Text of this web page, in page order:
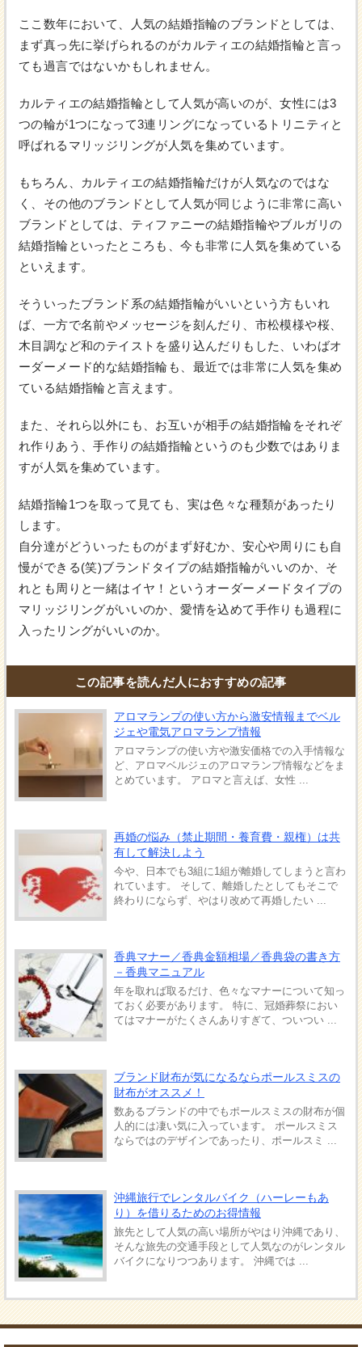
ここ数年において、人気の結婚指輪のブランドとしては、
まず真っ先に挙げられるのがカルティエの結婚指輪と言っ
ても過言ではないかもしれません。
カルティエの結婚指輪として人気が高いのが、女性には3
つの輪が1つになって3連リングになっているトリニティと
呼ばれるマリッジリングが人気を集めています。
もちろん、カルティエの結婚指輪だけが人気なのではな
く、その他のブランドとして人気が同じように非常に高い
ブランドとしては、ティファニーの結婚指輪やブルガリの
結婚指輪といったところも、今も非常に人気を集めている
といえます。
そういったブランド系の結婚指輪がいいという方もいれ
ば、一方で名前やメッセージを刻んだり、市松模様や桜、
木目調など和のテイストを盛り込んだりもした、いわばオ
ーダーメード的な結婚指輪も、最近では非常に人気を集め
ている結婚指輪と言えます。
また、それら以外にも、お互いが相手の結婚指輪をそれぞ
れ作りあう、手作りの結婚指輪というのも少数ではありま
すが人気を集めています。
結婚指輪1つを取って見ても、実は色々な種類があったり
します。
自分達がどういったものがまず好むか、安心や周りにも自
慢ができる(笑)ブランドタイプの結婚指輪がいいのか、そ
れとも周りと一緒はイヤ！というオーダーメードタイプの
マリッジリングがいいのか、愛情を込めて手作りも過程に
入ったリングがいいのか。
この記事を読んだ人におすすめの記事
アロマランプの使い方から激安情報までベル
ジェや電気アロマランプ情報
アロマランプの使い方や激安価格での入手情報な
ど、アロマベルジェのアロマランプ情報などをま
とめています。 アロマと言えば、女性 ...
再婚の悩み（禁止期間・養育費・親権）は共
有して解決しよう
今や、日本でも3組に1組が離婚してしまうと言わ
れています。 そして、離婚したとしてもそこで
終わりにならず、やはり改めて再婚したい ...
香典マナー／香典金額相場／香典袋の書き方
－香典マニュアル
年を取れば取るだけ、色々なマナーについて知っ
ておく必要があります。 特に、冠婚葬祭におい
てはマナーがたくさんありすぎて、ついつい ...
ブランド財布が気になるならポールスミスの
財布がオススメ！
数あるブランドの中でもポールスミスの財布が個
人的には凄い気に入っています。 ポールスミス
ならではのデザインであったり、ポールスミ ...
沖縄旅行でレンタルバイク（ハーレーもあ
り）を借りるためのお得情報
旅先として人気の高い場所がやはり沖縄であり、
そんな旅先の交通手段として人気なのがレンタル
バイクになりつつあります。 沖縄では ...